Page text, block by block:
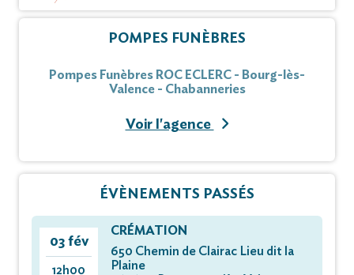
POMPES FUNÈBRES
Pompes Funèbres ROC ECLERC - Bourg-lès-
Valence - Chabanneries
Voir l'agence
ÉVÈNEMENTS PASSÉS
03 fév
12h00
CRÉMATION
650 Chemin de Clairac Lieu dit la
Plaine